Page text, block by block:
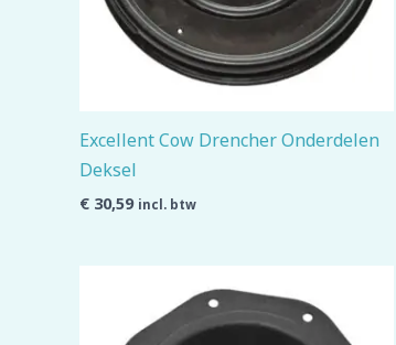
Excellent Cow Drencher Onderdelen
Deksel
€ 30,59 incl. btw